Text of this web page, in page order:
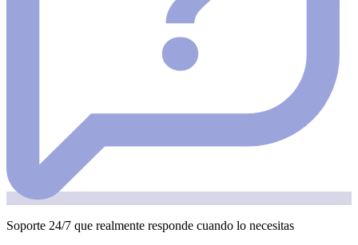
Soporte 24/7 que realmente responde cuando lo necesitas